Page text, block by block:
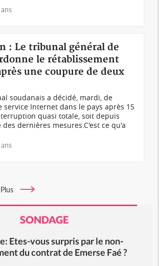
: Le tribunal général de
le rétablissement
une coupure de deux
soudanais a décidé, mardi, de
service Internet dans le pays après 15
quasi totale, soit depuis
des dernières mesures.C'est ce qu'a
SONDAGE
Etes-vous surpris par le non-
du contrat de Emerse Faé ?